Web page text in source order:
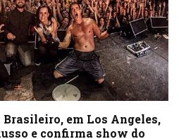
em Los Angeles,
e confirma show do